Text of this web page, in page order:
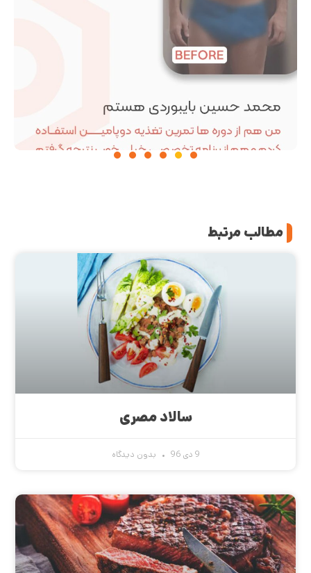
مطالب مرتبط
سالاد مصری
9 دی 96 بدون دیدگاه